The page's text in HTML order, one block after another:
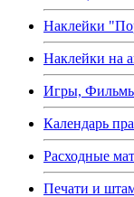
Наклейки
Наклейки на
Игры,
Календарь
Расходные
Печати и